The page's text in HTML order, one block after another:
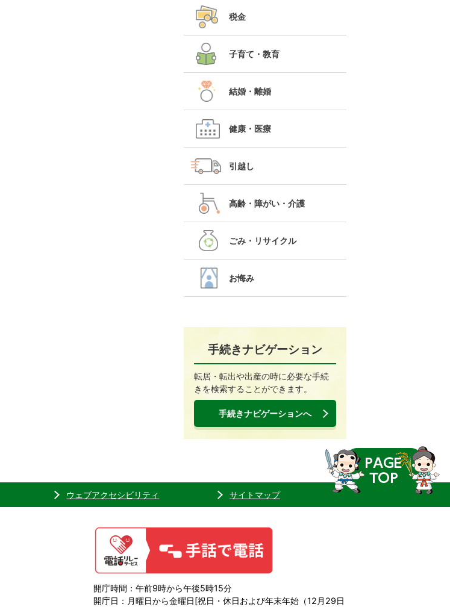
税金
子育て・教育
結婚・離婚
健康・医療
引越し
高齢・障がい・介護
ごみ・リサイクル
お悔み
手続きナビゲーション
転居・転出や出産の時に必要な手続
きを検索することができます。
手続きナビゲーションへ
ウェブアクセシビリティ サイトマップ
開庁時間：午前9時から午後5時15分
開庁日：月曜日から金曜日[祝日・休日および年末年始（12月29日